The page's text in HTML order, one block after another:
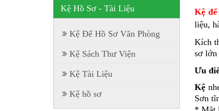
Kệ để
liệu,
Kích
sơ lớn
Ưu
Kệ
Sơn
Kệ Hồ Sơ - Tài Liệu
Kệ Để Hồ Sơ Văn Phòng
Kệ Sách Thư Viện
Kệ Tài Liệu
Kệ hồ sơ